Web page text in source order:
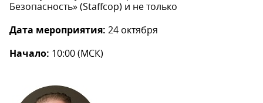
Безопасность» (Staffcop) и не только
Дата мероприятия: 24 октября
Начало: 10:00 (МСК)